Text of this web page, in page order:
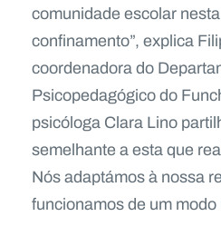
comunidade escolar
confinamento”, explica
coordenadora do
Psicopedagógico do
psicóloga Clara Lino
semelhante a esta que
Nós adaptámos à nossa
funcionamos de um